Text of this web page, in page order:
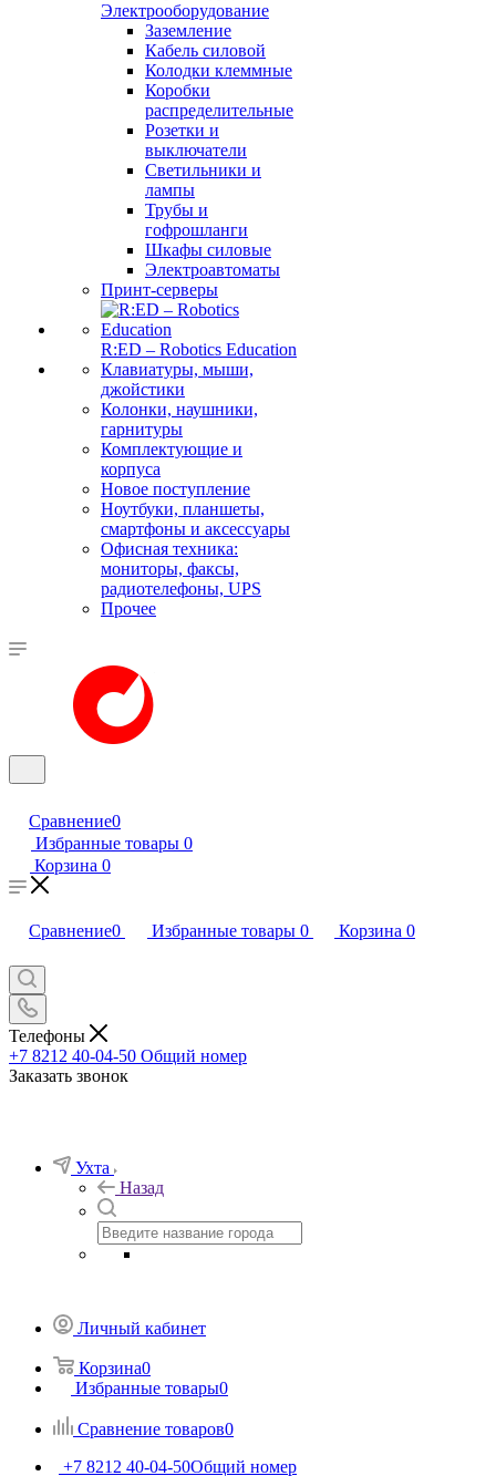
Электрооборудование
Заземление
Кабель силовой
Колодки клеммные
Коробки
распределительные
Розетки и
выключатели
Светильники и
лампы
Трубы и
гофрошланги
Шкафы силовые
Электроавтоматы
Принт-серверы
R:ED – Robotics Education
Клавиатуры, мыши,
джойстики
Колонки, наушники,
гарнитуры
Комплектующие и
корпуса
Новое поступление
Ноутбуки, планшеты,
смартфоны и аксессуары
Офисная техника:
мониторы, факсы,
радиотелефоны, UPS
Прочее
Сравнение0
Избранные товары 0
Корзина 0
Сравнение0 Избранные товары 0 Корзина 0
Телефоны
+7 8212 40-04-50 Общий номер
Заказать звонок
Ухта
Назад
Личный кабинет
Корзина0
Избранные товары0
Сравнение товаров0
+7 8212 40-04-50Общий номер